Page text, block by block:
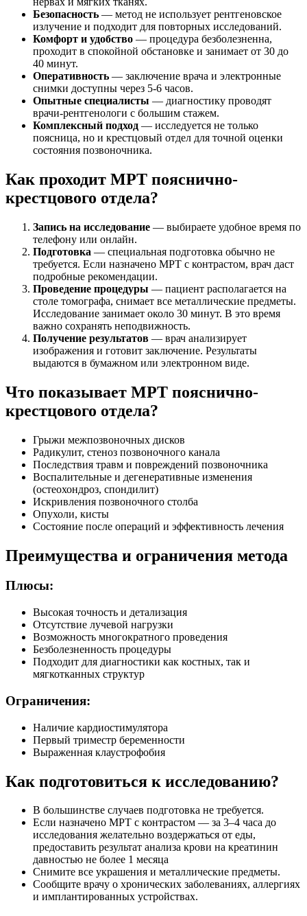
Безопасность — метод не использует рентгеновское
излучение и подходит для повторных исследований.
Комфорт и удобство — процедура безболезненна,
проходит в спокойной обстановке и занимает от 30 до
40 минут.
Оперативность — заключение врача и электронные
снимки доступны через 5-6 часов.
Опытные специалисты — диагностику проводят
врачи-рентгенологи с большим стажем.
Комплексный подход — исследуется не только
поясница, но и крестцовый отдел для точной оценки
состояния позвоночника.
Как проходит МРТ пояснично-
крестцового отдела?
Запись на исследование — выбираете удобное время по
телефону или онлайн.
Подготовка — специальная подготовка обычно не
требуется. Если назначено МРТ с контрастом, врач даст
подробные рекомендации.
Проведение процедуры — пациент располагается на
столе томографа, снимает все металлические предметы.
Исследование занимает около 30 минут. В это время
важно сохранять неподвижность.
Получение результатов — врач анализирует
изображения и готовит заключение. Результаты
выдаются в бумажном или электронном виде.
Что показывает МРТ пояснично-
крестцового отдела?
Грыжи межпозвоночных дисков
Радикулит, стеноз позвоночного канала
Последствия травм и повреждений позвоночника
Воспалительные и дегенеративные изменения
(остеохондроз, спондилит)
Искривления позвоночного столба
Опухоли, кисты
Состояние после операций и эффективность лечения
Преимущества и ограничения метода
Плюсы:
Высокая точность и детализация
Отсутствие лучевой нагрузки
Возможность многократного проведения
Безболезненность процедуры
Подходит для диагностики как костных, так и
мягкотканных структур
Ограничения:
Наличие кардиостимулятора
Первый триместр беременности
Выраженная клаустрофобия
Как подготовиться к исследованию?
В большинстве случаев подготовка не требуется.
Если назначено МРТ с контрастом — за 3–4 часа до
исследования желательно воздержаться от еды,
предоставить результат анализа крови на креатинин
давностью не более 1 месяца
Снимите все украшения и металлические предметы.
Сообщите врачу о хронических заболеваниях, аллергиях
и имплантированных устройствах.